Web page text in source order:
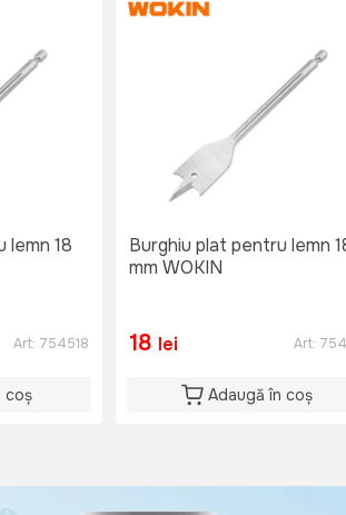
lemn 18
Art: 754518
coș
Burghiu plat pentru lemn
mm WOKIN
18 lei Art:
Adaugă în coș